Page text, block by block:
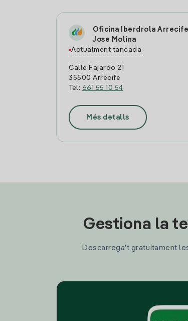
Oficina Iberdrola
Jose Molina
Actualment tancada
Calle Fajardo 21
35500 Arrecife
Tel: 661 55 10 54
Més detalls
Gestiona la
Descarrega't gratuïtament